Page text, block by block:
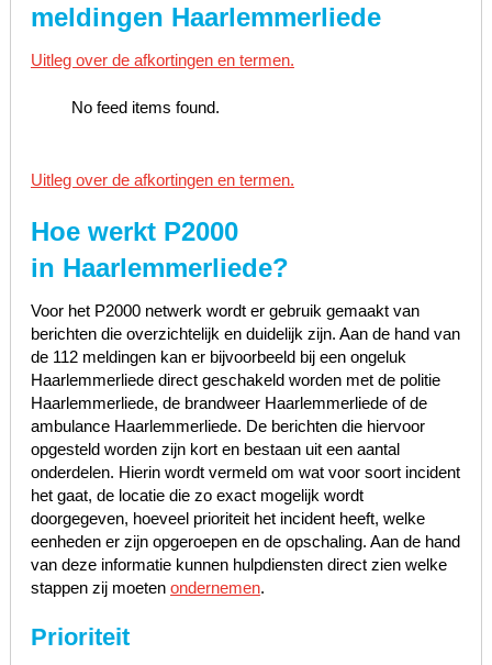
meldingen Haarlemmerliede
Uitleg over de afkortingen en termen.
No feed items found.
Uitleg over de afkortingen en termen.
Hoe werkt P2000
in Haarlemmerliede?
Voor het P2000 netwerk wordt er gebruik gemaakt van
berichten die overzichtelijk en duidelijk zijn. Aan de hand van
de 112 meldingen kan er bijvoorbeeld bij een ongeluk
Haarlemmerliede direct geschakeld worden met de politie
Haarlemmerliede, de brandweer Haarlemmerliede of de
ambulance Haarlemmerliede. De berichten die hiervoor
opgesteld worden zijn kort en bestaan uit een aantal
onderdelen. Hierin wordt vermeld om wat voor soort incident
het gaat, de locatie die zo exact mogelijk wordt
doorgegeven, hoeveel prioriteit het incident heeft, welke
eenheden er zijn opgeroepen en de opschaling. Aan de hand
van deze informatie kunnen hulpdiensten direct zien welke
stappen zij moeten ondernemen.
Prioriteit